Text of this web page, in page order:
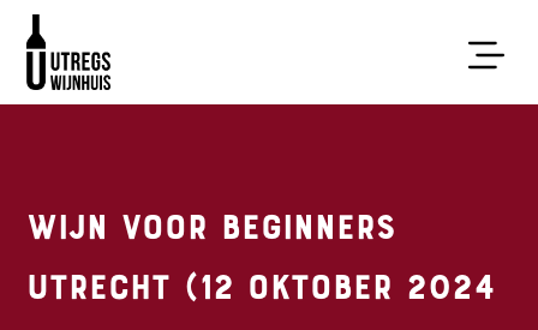
Wijn voor beginners
Utrecht (12 oktober 2024